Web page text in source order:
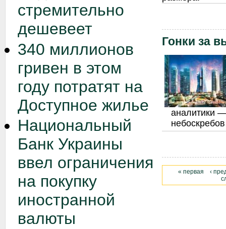
стремительно
дешевеет
340 миллионов
гривен в этом
году потратят на
Доступное жилье
Национальный
Банк Украины
ввел ограничения
на покупку
иностранной
валюты
Гонки за
аналитики
« первая
‹